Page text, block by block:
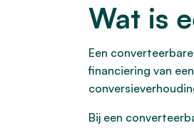
Wat is
Een
financiering van
Bij een